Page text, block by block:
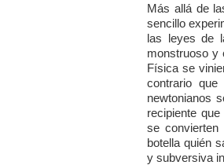
Más allá de
sencillo
las leyes de
monstruoso y
Física se
contrario
newtonianos
recipiente
se
botella quién
y subversiva